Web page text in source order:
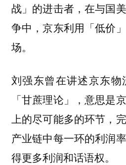
战」的进击者，在与国
争中，京东利用「低价
场。
刘强东曾在讲述京东物
「甘蔗理论」，意思是
上的尽可能多的环节，
产业链中每一环的利润
得更多利润和话语权。